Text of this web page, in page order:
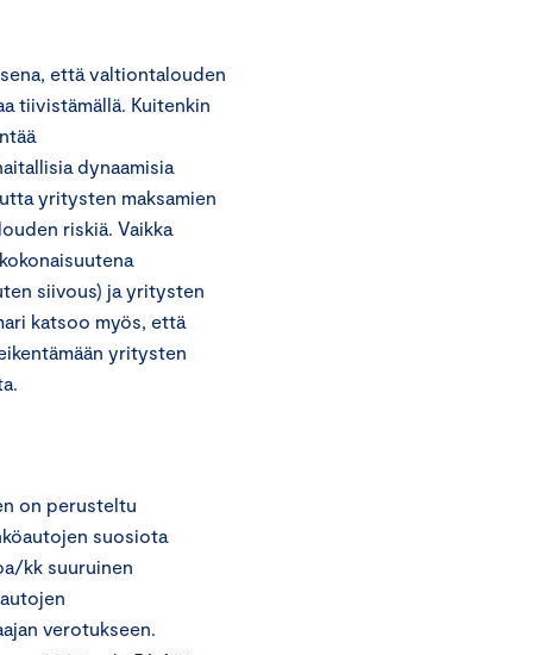
että valtiontalouden
tiivistämällä. Kuitenkin
dynaamisia
yritysten maksamien
riskiä. Vaikka
siivous) ja yritysten
katsoo myös, että
yritysten
on perusteltu
suosiota
kk suuruinen
verotukseen.